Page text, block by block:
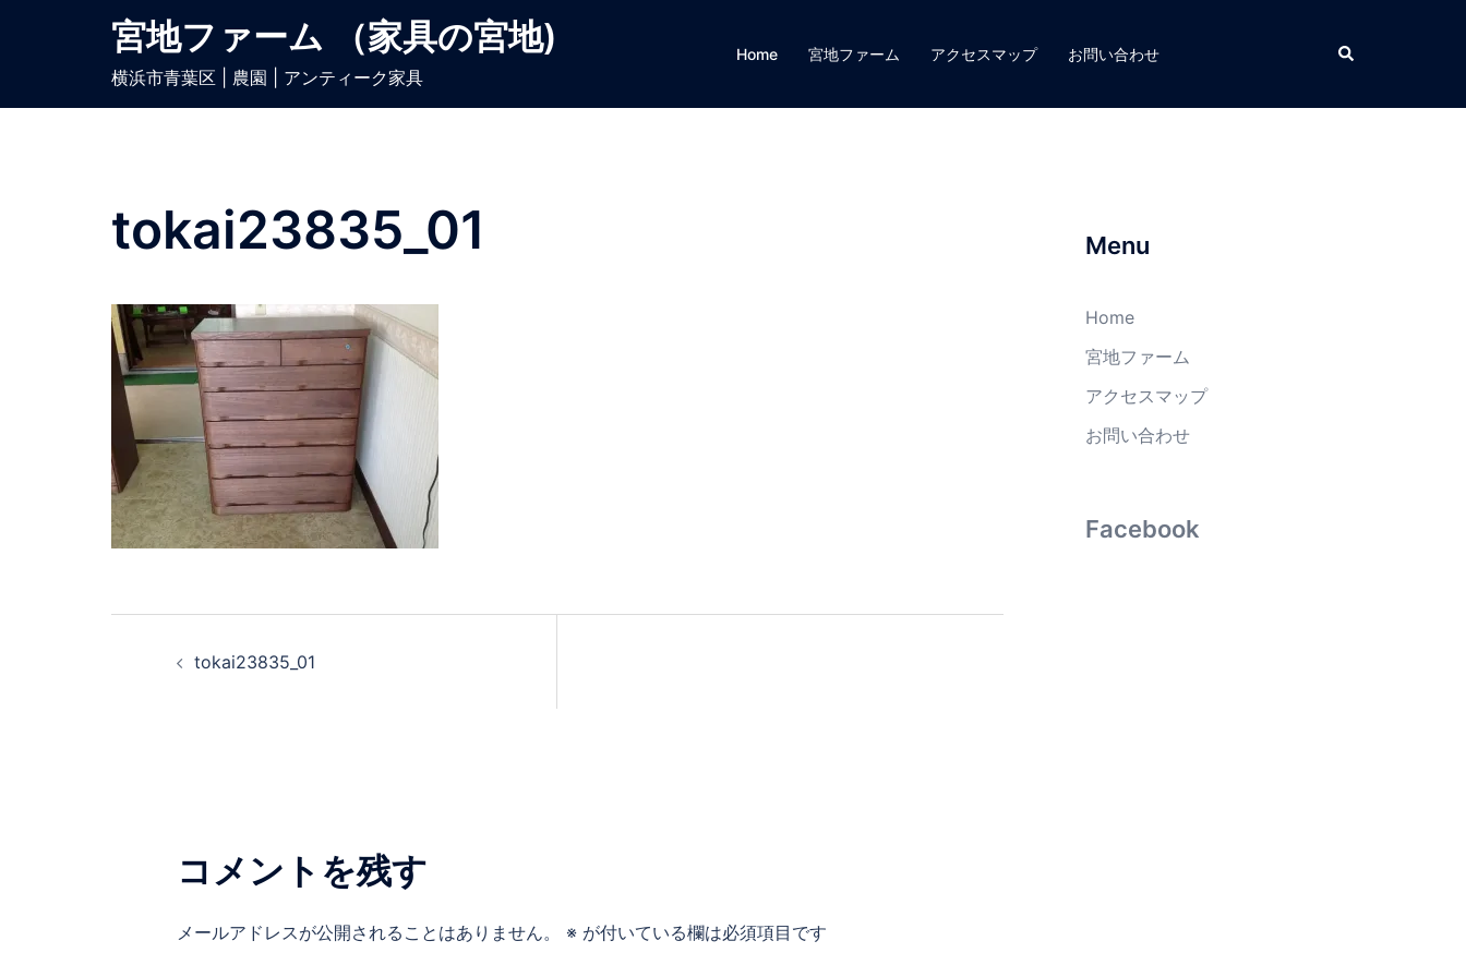
宮地ファーム （家具の宮地)
横浜市青葉区 | 農園 | アンティーク家具
Home 宮地ファーム アクセスマップ お問い合わせ
tokai23835_01
tokai23835_01
コメントを残す
メールアドレスが公開されることはありません。 ※ が付いている欄は必須項目です
Menu
Home
宮地ファーム
アクセスマップ
お問い合わせ
Facebook